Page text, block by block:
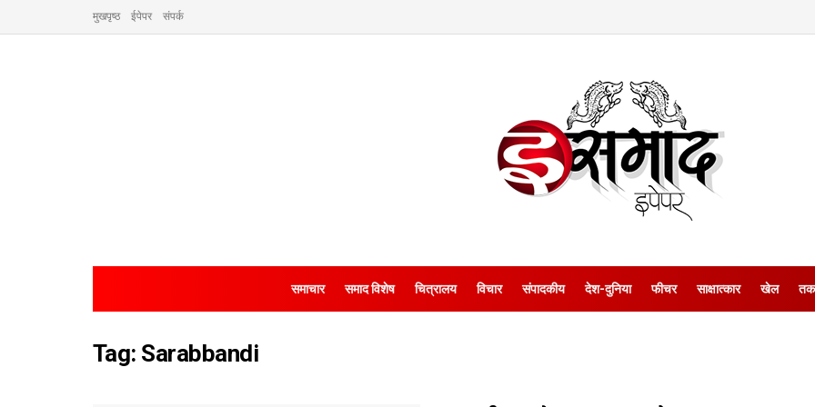
मुखपृष्ठ ईपेपर संपर्क
समाचार समाद विशेष चित्रालय विचार संपादकीय देश-दुनिया फीचर साक्षात्‍कार खेल
Tag: Sarabbandi